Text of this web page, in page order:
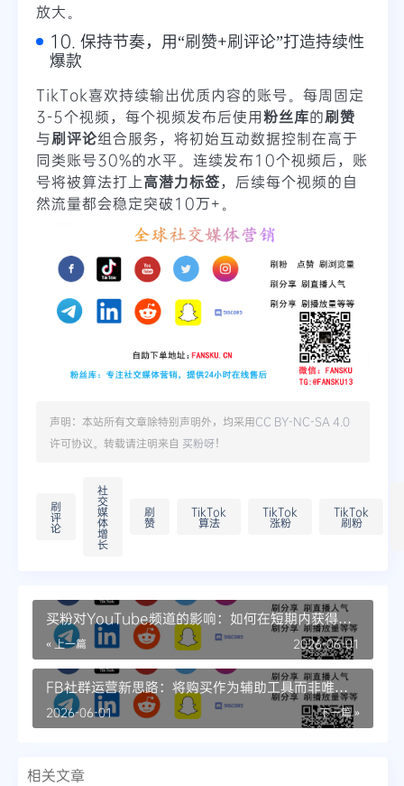
放大。
10. 保持节奏，用“刷赞+刷评论”打造持续性
爆款
TikTok喜欢持续输出优质内容的账号。每周固定
3-5个视频，每个视频发布后使用粉丝库的刷赞
与刷评论组合服务，将初始互动数据控制在高于
同类账号30%的水平。连续发布10个视频后，账
号将被算法打上高潜力标签，后续每个视频的自
然流量都会稳定突破10万+。
声明：本站所有文章除特别声明外，均采用CC BY-NC-SA 4.0
许可协议。转载请注明来自 买粉呀！
刷
评
论
社
交
媒
体
增
长
刷
赞
TikTok
算法
TikTok
涨粉
TikTok
刷粉
买粉对YouTube频道的影响：如何在短期内获得成
功
« 上一篇 2026-06-01
FB社群运营新思路：将购买作为辅助工具而非唯一
手段
下一篇 »
2026-06-01
相关文章